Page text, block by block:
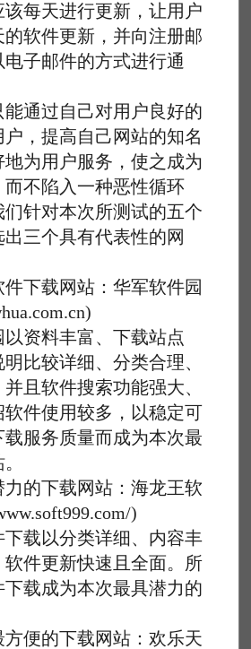
每天进行更新，让用户
软件更新，并向注册邮
子邮件的方式进行通
通过自己对用户良好的
，提高自己网站的知名
为用户服务，使之成为
不陷入一种恶性循环
针对本次所测试的五个
三个具有代表性的网
下载网站：华军软件园
资料丰富、下载站点
比较详细、分类合理、
且软件搜索功能强大、
件使用较多，以稳定可
服务质量而成为本次最
的下载网站：海龙王软
)
载以分类详细、内容丰
件更新快速且全面。所
下载成为本次最具潜力的
便的下载网站：欢乐天